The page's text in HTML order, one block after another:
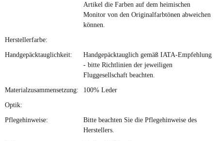
Artikel die Farben auf dem heimischen
Monitor von den Originalfarbtönen abweichen
können.
Herstellerfarbe:
Handgepäcktauglichkeit:
Handgepäcktauglich gemäß IATA-Empfehlung
- bitte Richtlinien der jeweiligen
Fluggesellschaft beachten.
Materialzusammensetzung: 100% Leder
Optik:
Pflegehinweise:
Bitte beachten Sie die Pflegehinweise des
Herstellers.